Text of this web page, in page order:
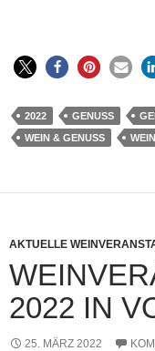
2022 GENUSS
WEIN & GENUSS
AKTUELLE
2022 IN
25. MÄRZ 2022